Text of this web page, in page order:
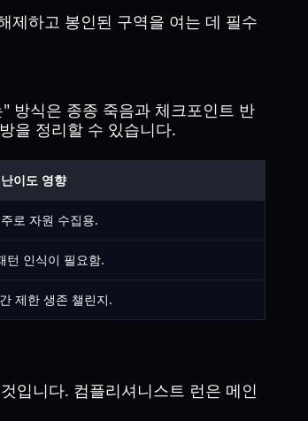
제하고 봉인된 구역을 여는 데 필수
방식은 종종 죽음과 체크포인트 반
을 정리할 수 있습니다.
난이도 영향
로 자원 수집용.
턴 인식이 필요함.
제한 생존 챌린지.
입니다. 컴플리셔니스트 런은 메인